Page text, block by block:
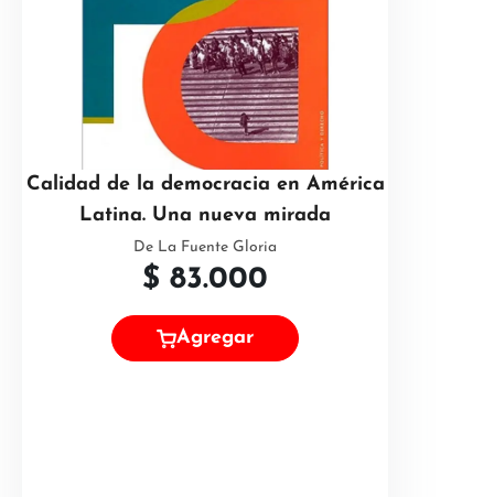
Calidad de la democracia en América
Latina. Una nueva mirada
De La Fuente Gloria
$ 83.000
Agregar